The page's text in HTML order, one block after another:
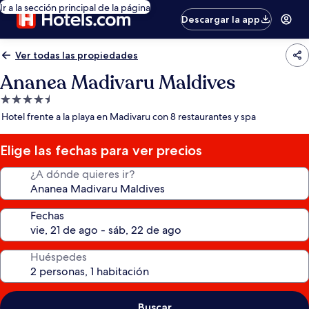
Ir a la sección principal de la página
Descargar la app
Ver todas las propiedades
Ananea Madivaru Maldives
Propiedad
de
estrellas
Hotel frente a la playa en Madivaru con 8 restaurantes y spa
Elige las fechas para ver precios
¿A dónde quieres ir?
Fechas
Huéspedes